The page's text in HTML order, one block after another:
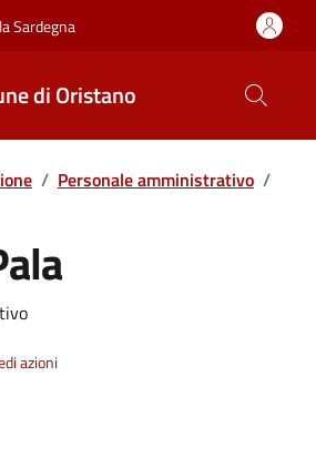
Sardegna
di Oristano
/ Personale amministrativo /
persona
azioni